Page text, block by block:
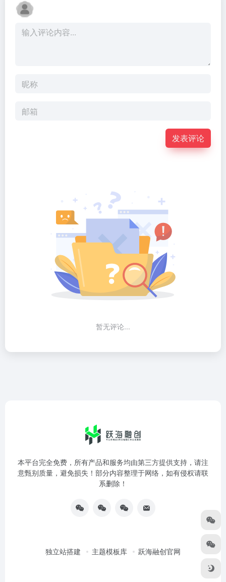
发表评论
暂无评论...
本平台完全免费，所有产品和服务均由第三方提供支持，请注
意甄别质量，避免损失！部分内容整理于网络，如有侵权请联
系删除！
独立站搭建 主题模板库 跃海融创官网